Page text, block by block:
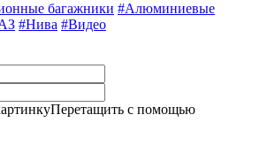
багажники #Алюминиевые
#Нива #Видео
Перетащить с помощью